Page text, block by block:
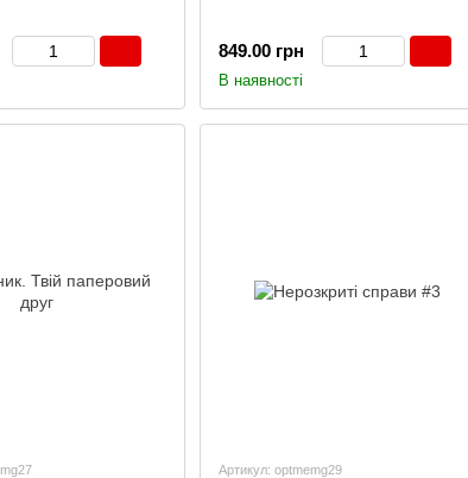
849.00 грн
В наявності
Артикул: optmemg29